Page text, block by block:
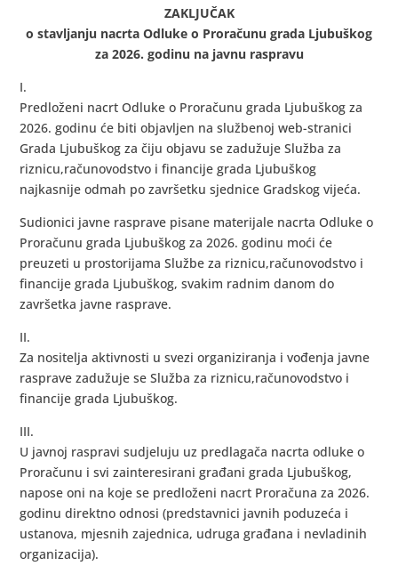
ZAKLJUČAK
o stavljanju nacrta Odluke o Proračunu grada Ljubuškog
za 2026. godinu na javnu raspravu
I.
Predloženi nacrt Odluke o Proračunu grada Ljubuškog za
2026. godinu će biti objavljen na službenoj web-stranici
Grada Ljubuškog za čiju objavu se zadužuje Služba za
riznicu,računovodstvo i financije grada Ljubuškog
najkasnije odmah po završetku sjednice Gradskog vijeća.
Sudionici javne rasprave pisane materijale nacrta Odluke o
Proračunu grada Ljubuškog za 2026. godinu moći će
preuzeti u prostorijama Službe za riznicu,računovodstvo i
financije grada Ljubuškog, svakim radnim danom do
završetka javne rasprave.
II.
Za nositelja aktivnosti u svezi organiziranja i vođenja javne
rasprave zadužuje se Služba za riznicu,računovodstvo i
financije grada Ljubuškog.
III.
U javnoj raspravi sudjeluju uz predlagača nacrta odluke o
Proračunu i svi zainteresirani građani grada Ljubuškog,
napose oni na koje se predloženi nacrt Proračuna za 2026.
godinu direktno odnosi (predstavnici javnih poduzeća i
ustanova, mjesnih zajednica, udruga građana i nevladinih
organizacija).